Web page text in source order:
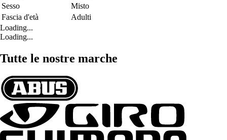
Sesso
Misto
Fascia d'età
Adulti
Loading...
Loading...
Tutte le nostre marche